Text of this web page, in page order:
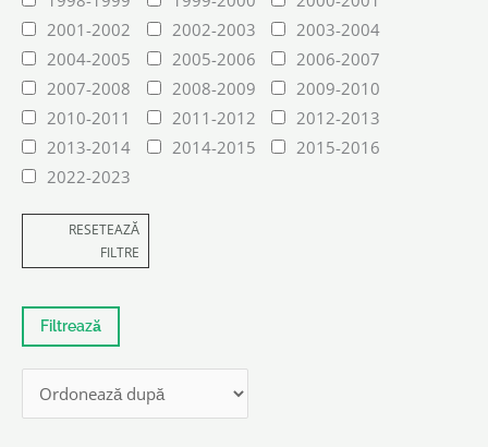
2001-2002
2002-2003
2003-2004
2004-2005
2005-2006
2006-2007
2007-2008
2008-2009
2009-2010
2010-2011
2011-2012
2012-2013
2013-2014
2014-2015
2015-2016
2022-2023
RESETEAZĂ
FILTRE